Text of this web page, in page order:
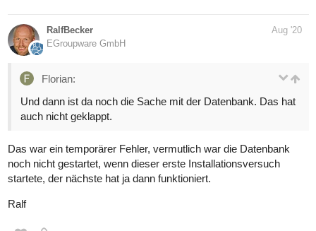
RalfBecker
EGroupware GmbH
Aug '20
Florian:
Und dann ist da noch die Sache mit der Datenbank. Das hat
auch nicht geklappt.
Das war ein temporärer Fehler, vermutlich war die Datenbank
noch nicht gestartet, wenn dieser erste Installationsversuch
startete, der nächste hat ja dann funktioniert.
Ralf